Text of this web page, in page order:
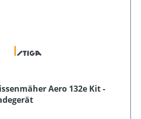
Aero 132e Kit -